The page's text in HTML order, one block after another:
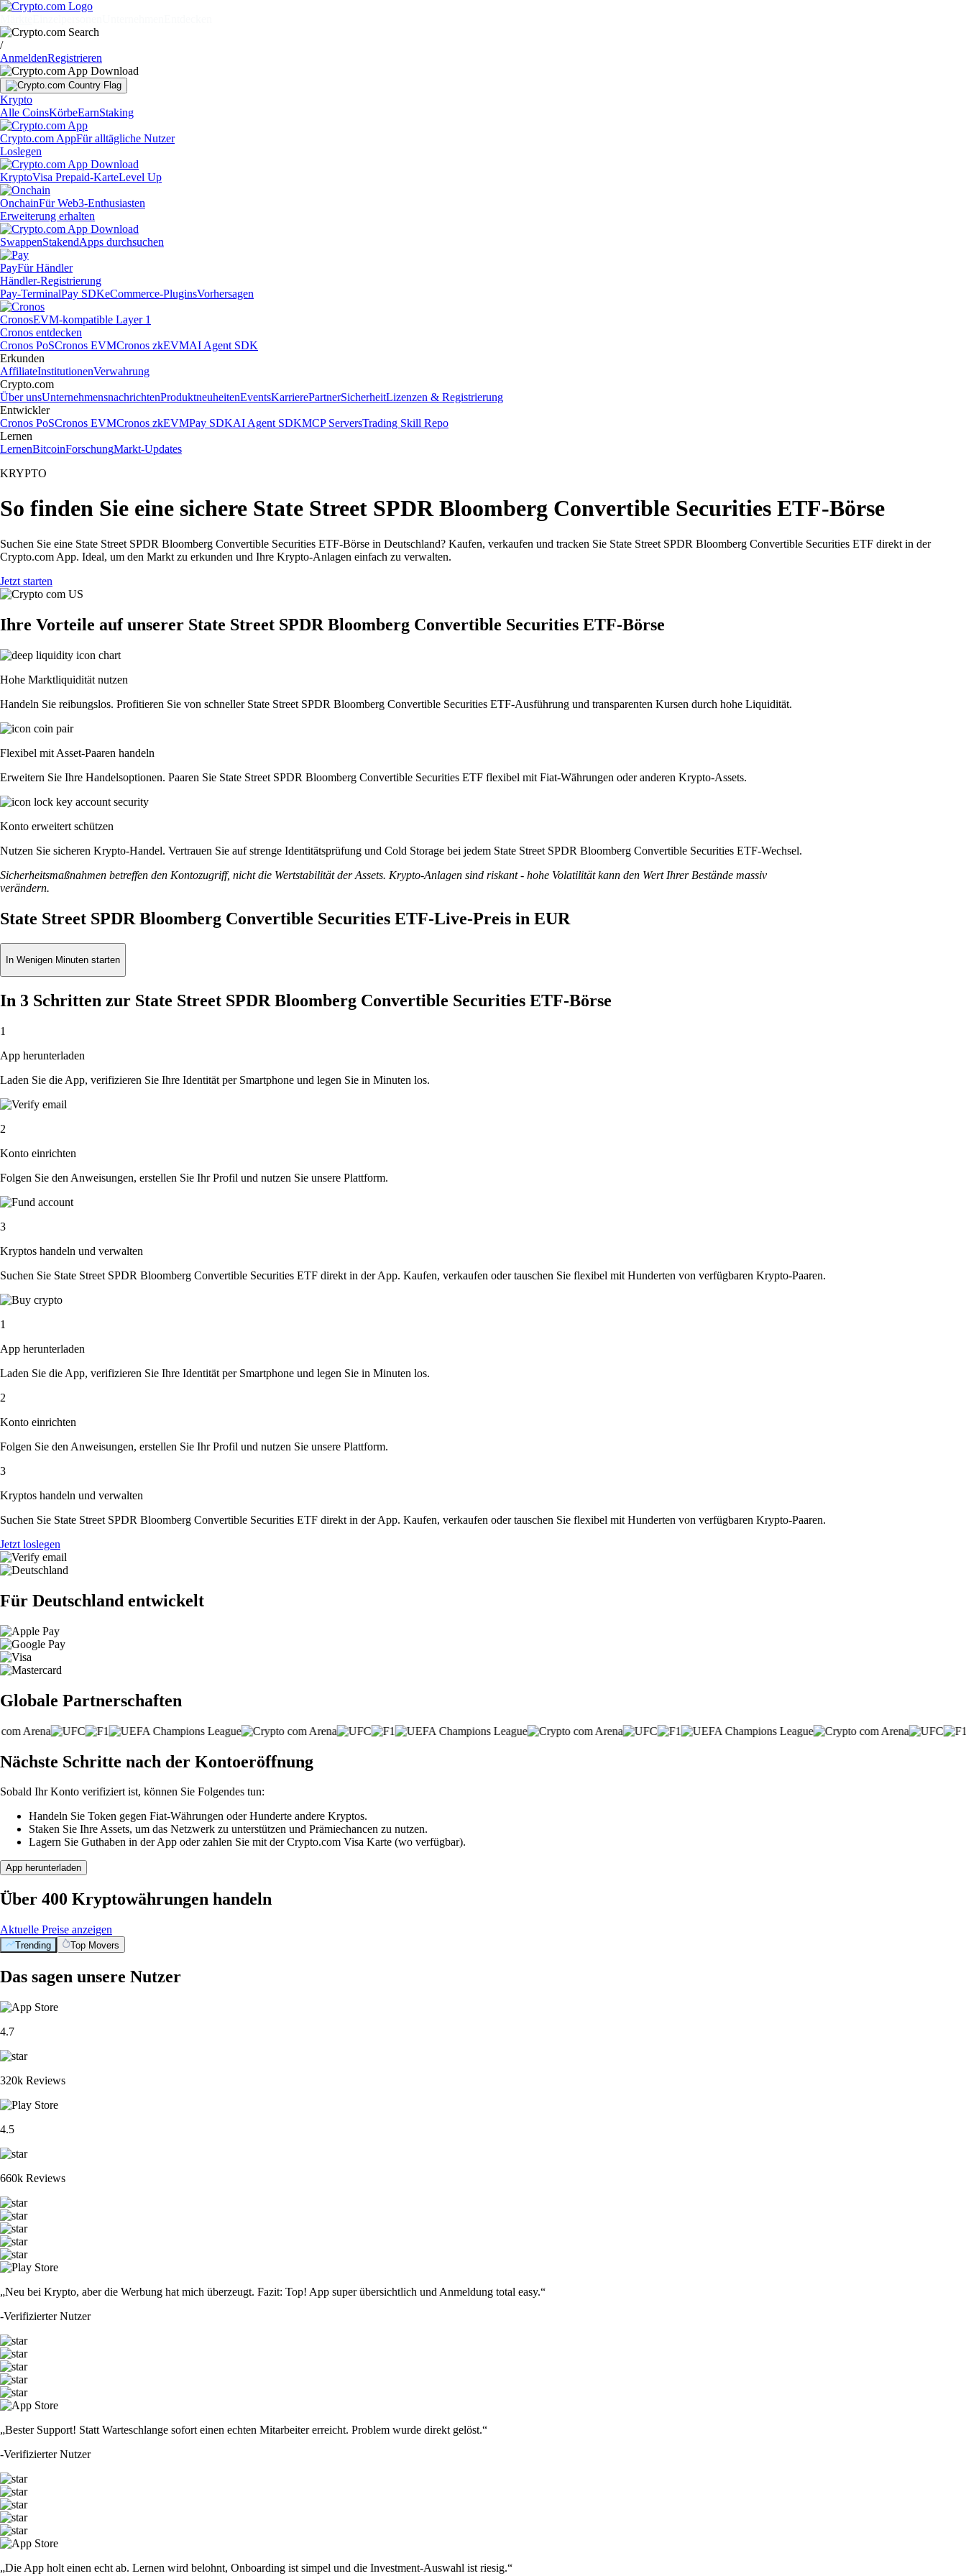
/
AnmeldenRegistrieren
Krypto
Alle CoinsKörbeEarnStaking
Crypto.com AppFür alltägliche Nutzer
Loslegen
KryptoVisa Prepaid-KarteLevel Up
OnchainFür Web3-Enthusiasten
Erweiterung erhalten
SwappenStakendApps durchsuchen
PayFür Händler
Händler-Registrierung
Pay-TerminalPay SDKeCommerce-PluginsVorhersagen
CronosEVM-kompatible Layer 1
Cronos entdecken
Cronos PoSCronos EVMCronos zkEVMAI Agent SDK
Erkunden
AffiliateInstitutionenVerwahrung
Crypto.com
Über unsUnternehmensnachrichtenProduktneuheitenEventsKarrierePartnerSicherheitLizenzen & Registrierung
Entwickler
Cronos PoSCronos EVMCronos zkEVMPay SDKAI Agent SDKMCP ServersTrading Skill Repo
Lernen
LernenBitcoinForschungMarkt-Updates
KRYPTO
So finden Sie eine sichere State Street SPDR Bloomberg Convertible Securities ETF-Börse
Suchen Sie eine State Street SPDR Bloomberg Convertible Securities ETF-Börse in Deutschland? Kaufen, verkaufen und tracken Sie State Street SPDR Bloomberg Convertible Securities ETF direkt in der
Crypto.com App. Ideal, um den Markt zu erkunden und Ihre Krypto-Anlagen einfach zu verwalten.
Jetzt starten
Ihre Vorteile auf unserer State Street SPDR Bloomberg Convertible Securities ETF-Börse
Hohe Marktliquidität nutzen
Handeln Sie reibungslos. Profitieren Sie von schneller State Street SPDR Bloomberg Convertible Securities ETF-Ausführung und transparenten Kursen durch hohe Liquidität.
Flexibel mit Asset-Paaren handeln
Erweitern Sie Ihre Handelsoptionen. Paaren Sie State Street SPDR Bloomberg Convertible Securities ETF flexibel mit Fiat-Währungen oder anderen Krypto-Assets.
Konto erweitert schützen
Nutzen Sie sicheren Krypto-Handel. Vertrauen Sie auf strenge Identitätsprüfung und Cold Storage bei jedem State Street SPDR Bloomberg Convertible Securities ETF-Wechsel.
Sicherheitsmaßnahmen betreffen den Kontozugriff, nicht die Wertstabilität der Assets. Krypto-Anlagen sind riskant - hohe Volatilität kann den Wert Ihrer Bestände massiv
verändern.
State Street SPDR Bloomberg Convertible Securities ETF-Live-Preis in EUR
In Wenigen Minuten starten
In 3 Schritten zur State Street SPDR Bloomberg Convertible Securities ETF-Börse
1
App herunterladen
Laden Sie die App, verifizieren Sie Ihre Identität per Smartphone und legen Sie in Minuten los.
2
Konto einrichten
Folgen Sie den Anweisungen, erstellen Sie Ihr Profil und nutzen Sie unsere Plattform.
3
Kryptos handeln und verwalten
Suchen Sie State Street SPDR Bloomberg Convertible Securities ETF direkt in der App. Kaufen, verkaufen oder tauschen Sie flexibel mit Hunderten von verfügbaren Krypto-Paaren.
1
App herunterladen
Laden Sie die App, verifizieren Sie Ihre Identität per Smartphone und legen Sie in Minuten los.
2
Konto einrichten
Folgen Sie den Anweisungen, erstellen Sie Ihr Profil und nutzen Sie unsere Plattform.
3
Kryptos handeln und verwalten
Suchen Sie State Street SPDR Bloomberg Convertible Securities ETF direkt in der App. Kaufen, verkaufen oder tauschen Sie flexibel mit Hunderten von verfügbaren Krypto-Paaren.
Jetzt loslegen
Für Deutschland entwickelt
Globale Partnerschaften
Nächste Schritte nach der Kontoeröffnung
Sobald Ihr Konto verifiziert ist, können Sie Folgendes tun:
Handeln Sie Token gegen Fiat-Währungen oder Hunderte andere Kryptos.
Staken Sie Ihre Assets, um das Netzwerk zu unterstützen und Prämiechancen zu nutzen.
Lagern Sie Guthaben in der App oder zahlen Sie mit der Crypto.com Visa Karte (wo verfügbar).
App herunterladen
Über 400 Kryptowährungen handeln
Aktuelle Preise anzeigen
Trending Top Movers
Das sagen unsere Nutzer
4.7
320k Reviews
4.5
660k Reviews
„Neu bei Krypto, aber die Werbung hat mich überzeugt. Fazit: Top! App super übersichtlich und Anmeldung total easy.“
-Verifizierter Nutzer
„Bester Support! Statt Warteschlange sofort einen echten Mitarbeiter erreicht. Problem wurde direkt gelöst.“
-Verifizierter Nutzer
„Die App holt einen echt ab. Lernen wird belohnt, Onboarding ist simpel und die Investment-Auswahl ist riesig.“